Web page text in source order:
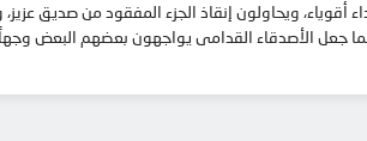
مملكة ليونز تهديدًا جديدًا، تنقسم الخطايا السبع المميتة من أجل هزيمة قوة معادية تمتد عبر بريتانيا. مع انقسام أعضائهم، يواجهون 3 أعداء أقوياء، ويحاولون إنقاذ الجزء
ذلك، كل شيء ليس تماما كما يبدو. على طول الطريق، تم الكشف عن حقيقة ما أدى إلى نهاية الحرب المقدسة قبل 3000 عام، مما جعل الأصدقاء القدامى يواجهون